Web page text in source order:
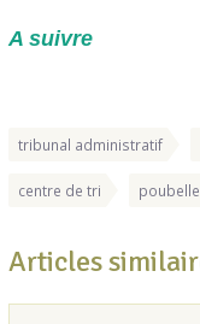
A suivre
tribunal administratif
centre de tri
Articles